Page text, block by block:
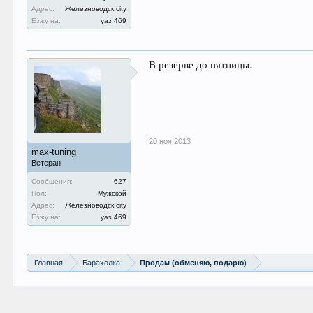
Адрес:
Железноводск city
Езжу на:
уаз 469
max-tuning
Ветеран
Сообщения:
627
Пол:
Мужской
Адрес:
Железноводск city
Езжу на:
уаз 469
В резерве до пятницы.
20 ноя 2013
Главная Барахолка Продам (обменяю, подарю)